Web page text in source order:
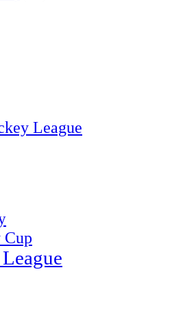
League